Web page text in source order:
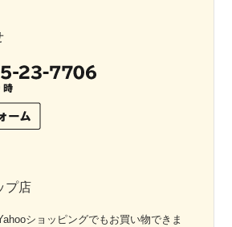
プ店
ショッピングでもお買い物できま